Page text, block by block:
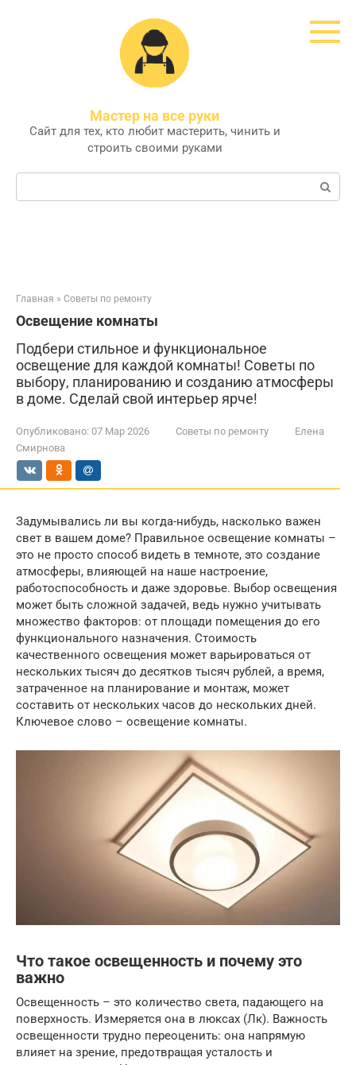
Мастер на все руки
Сайт для тех, кто любит мастерить, чинить и
строить своими руками
Поиск:
Главная » Советы по ремонту
Освещение комнаты
Подбери стильное и функциональное
освещение для каждой комнаты! Советы по
выбору, планированию и созданию атмосферы
в доме. Сделай свой интерьер ярче!
Опубликовано: 07 Мар 2026 Советы по ремонту
Елена
Смирнова
Задумывались ли вы когда-нибудь, насколько важен
свет в вашем доме? Правильное освещение комнаты –
это не просто способ видеть в темноте, это создание
атмосферы, влияющей на наше настроение,
работоспособность и даже здоровье. Выбор освещения
может быть сложной задачей, ведь нужно учитывать
множество факторов: от площади помещения до его
функционального назначения. Стоимость
качественного освещения может варьироваться от
нескольких тысяч до десятков тысяч рублей, а время,
затраченное на планирование и монтаж, может
составить от нескольких часов до нескольких дней.
Ключевое слово – освещение комнаты.
Что такое освещенность и почему это
важно
Освещенность – это количество света, падающего на
поверхность. Измеряется она в люксах (Лк). Важность
освещенности трудно переоценить: она напрямую
влияет на зрение, предотвращая усталость и